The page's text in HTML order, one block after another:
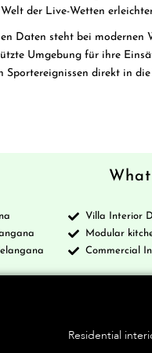
der Live-Wetten
Daten steht bei
Umgebung für ihre
Sportereignissen direkt in die
Villa Interior
Modular
Commercial
Residential